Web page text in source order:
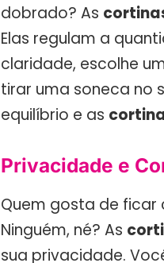
dobrado? As
Elas regulam a
claridade, escolhe
tirar uma soneca no
equilíbrio e as
Privacidade e
Quem gosta de ficar
Ninguém, né? As
sua privacidade.